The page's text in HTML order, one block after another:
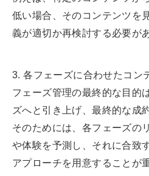
低い場合、そのコンテンツを
義が適切か再検討する必要が
3. 各フェーズに合わせたコン
フェーズ管理の最終的な目的
ズへと引き上げ、最終的な成
そのためには、各フェーズの
や体験を予測し、それに合致
アプローチを用意することが